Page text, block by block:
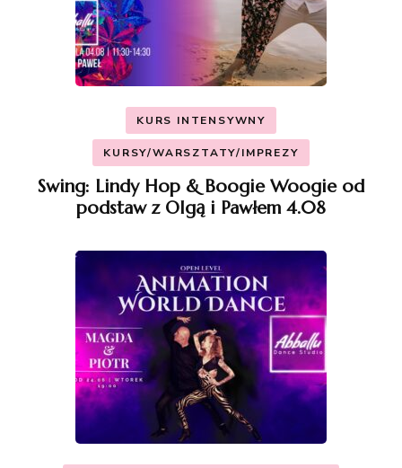
KURS INTENSYWNY
KURSY/WARSZTATY/IMPREZY
Swing: Lindy Hop & Boogie Woogie od
podstaw z Olgą i Pawłem 4.08